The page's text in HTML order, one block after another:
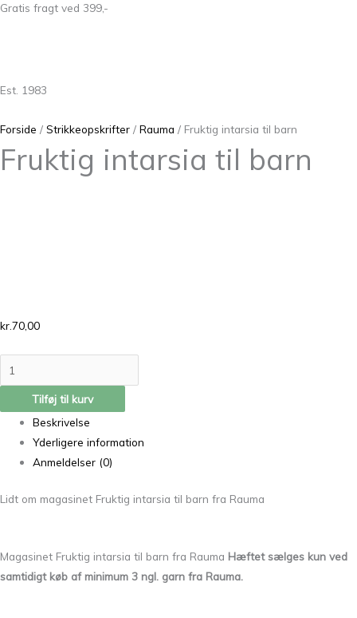
Gratis fragt ved 399,-
Est. 1983
Forside / Strikkeopskrifter / Rauma / Fruktig intarsia til barn
Fruktig intarsia til barn
kr.70,00
Tilføj til kurv
Beskrivelse
Yderligere information
Anmeldelser (0)
Lidt om magasinet Fruktig intarsia til barn fra Rauma
Magasinet Fruktig intarsia til barn fra Rauma Hæftet sælges kun ved
samtidigt køb af minimum 3 ngl. garn fra Rauma.